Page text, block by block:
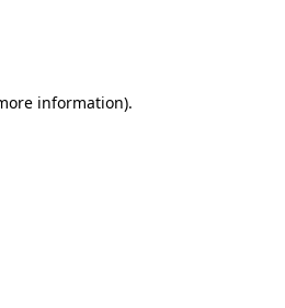
information).